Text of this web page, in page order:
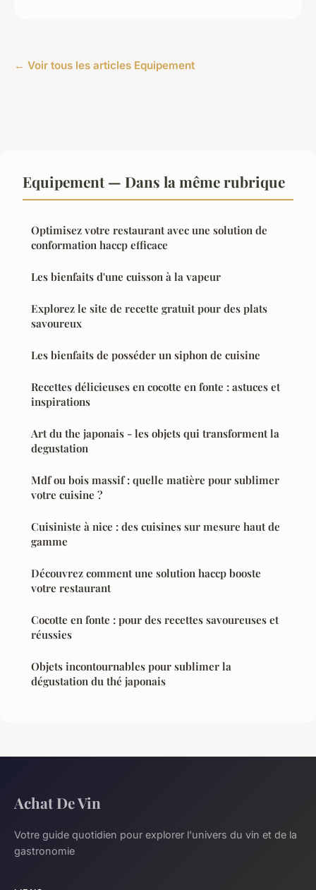
← Voir tous les articles Equipement
Equipement — Dans la même rubrique
Optimisez votre restaurant avec une solution de
conformation haccp efficace
Les bienfaits d'une cuisson à la vapeur
Explorez le site de recette gratuit pour des plats
savoureux
Les bienfaits de posséder un siphon de cuisine
Recettes délicieuses en cocotte en fonte : astuces et
inspirations
Art du the japonais - les objets qui transforment la
degustation
Mdf ou bois massif : quelle matière pour sublimer
votre cuisine ?
Cuisiniste à nice : des cuisines sur mesure haut de
gamme
Découvrez comment une solution haccp booste
votre restaurant
Cocotte en fonte : pour des recettes savoureuses et
réussies
Objets incontournables pour sublimer la
dégustation du thé japonais
Achat De Vin
Votre guide quotidien pour explorer l'univers du vin et de la
gastronomie